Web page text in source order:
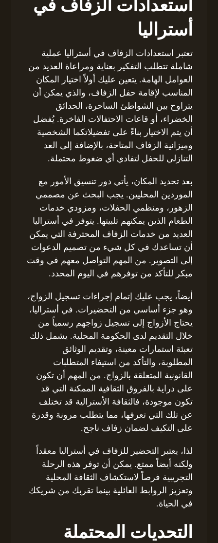
استعدادات الزفاف في
أستراليا
تعتبر استعدادات الزفاف في أستراليا عملية
شاملة تتطلب التفكير بعناية ومراعاة العديد من
العوامل الهامة. يتعين عليك أولاً اختيار المكان
المناسب لإقامة حفل الزفاف، والذي يمكن أن
يتراوح بين الشواطئ الساحرة، الحدائق
الخضراء، أو قاعات الاحتفالات الفاخرة. يُفضل
أن يتم الاختيار بناءً على تفضيلاتكما الشخصية
وميزانية الزفاف المتاحة، بالإضافة إلى العد
التنازلي للحفل لتفادي أي ضغوط محتملة.
بعد تحديد المكان، يأتي دور تنسيق الأمور مع
الموردين المحليين. يجب البحث عن مصممي
الزهور، ومنظمي الحفلات، ومزودي خدمات
الطعام الذين يمكنهم تلبيتها. يتوفر في أستراليا
العديد من خدمات الزفاف المحترفة التي يمكن
أن تساعدك في كل شيء من تصميم الدعوات
إلى التصوير. من المهم التواصل معهم في وقت
مبكر للتأكد من توفرهم في اليوم المحدد.
أيضاً، يجب عليك إتمام إجراءات تسجيل الزواج،
وهو جزء أساسي من التحضيرات. في أستراليا،
يحتاج الأزواج إلى تسجيل زواجهم رسمياً من
خلال التقديم لدى الحكومة المحلية. يشمل ذلك
تعبئة استمارات معينة، وتقديم الوثائق
المطلوبة، والتأكد من استيفاء المتطلبات
القانونية المتعلقة بالزواج. من المهم أن تكون
على دراية بالفروق الثقافية الممكنة التي قد
تكون موجودة، فالثقافة الأسترالية قد تختلف
عن تلك التي تعرفها، مما يتطلب مرونة وقدرة
على التكيف لضمان زفاف ناجح.
لذا، يعتبر التحضير للزفاف في أستراليا معقداً
ولكنه أيضاً ممتع. يمكن أن توفر هذه الرحلة
التجريبية فرصاً لاستكشاف الثقافة المحلية
وتعزيز الروابط العائلية بينما تقربك من شريكك
في الحياة.
التحديات المحتملة